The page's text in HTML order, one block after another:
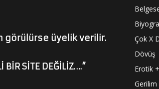
görülürse üyelik verilir.
BİR SİTE DEĞİLİZ….”
Çok X
Dövüş
Erotik
Gerilim